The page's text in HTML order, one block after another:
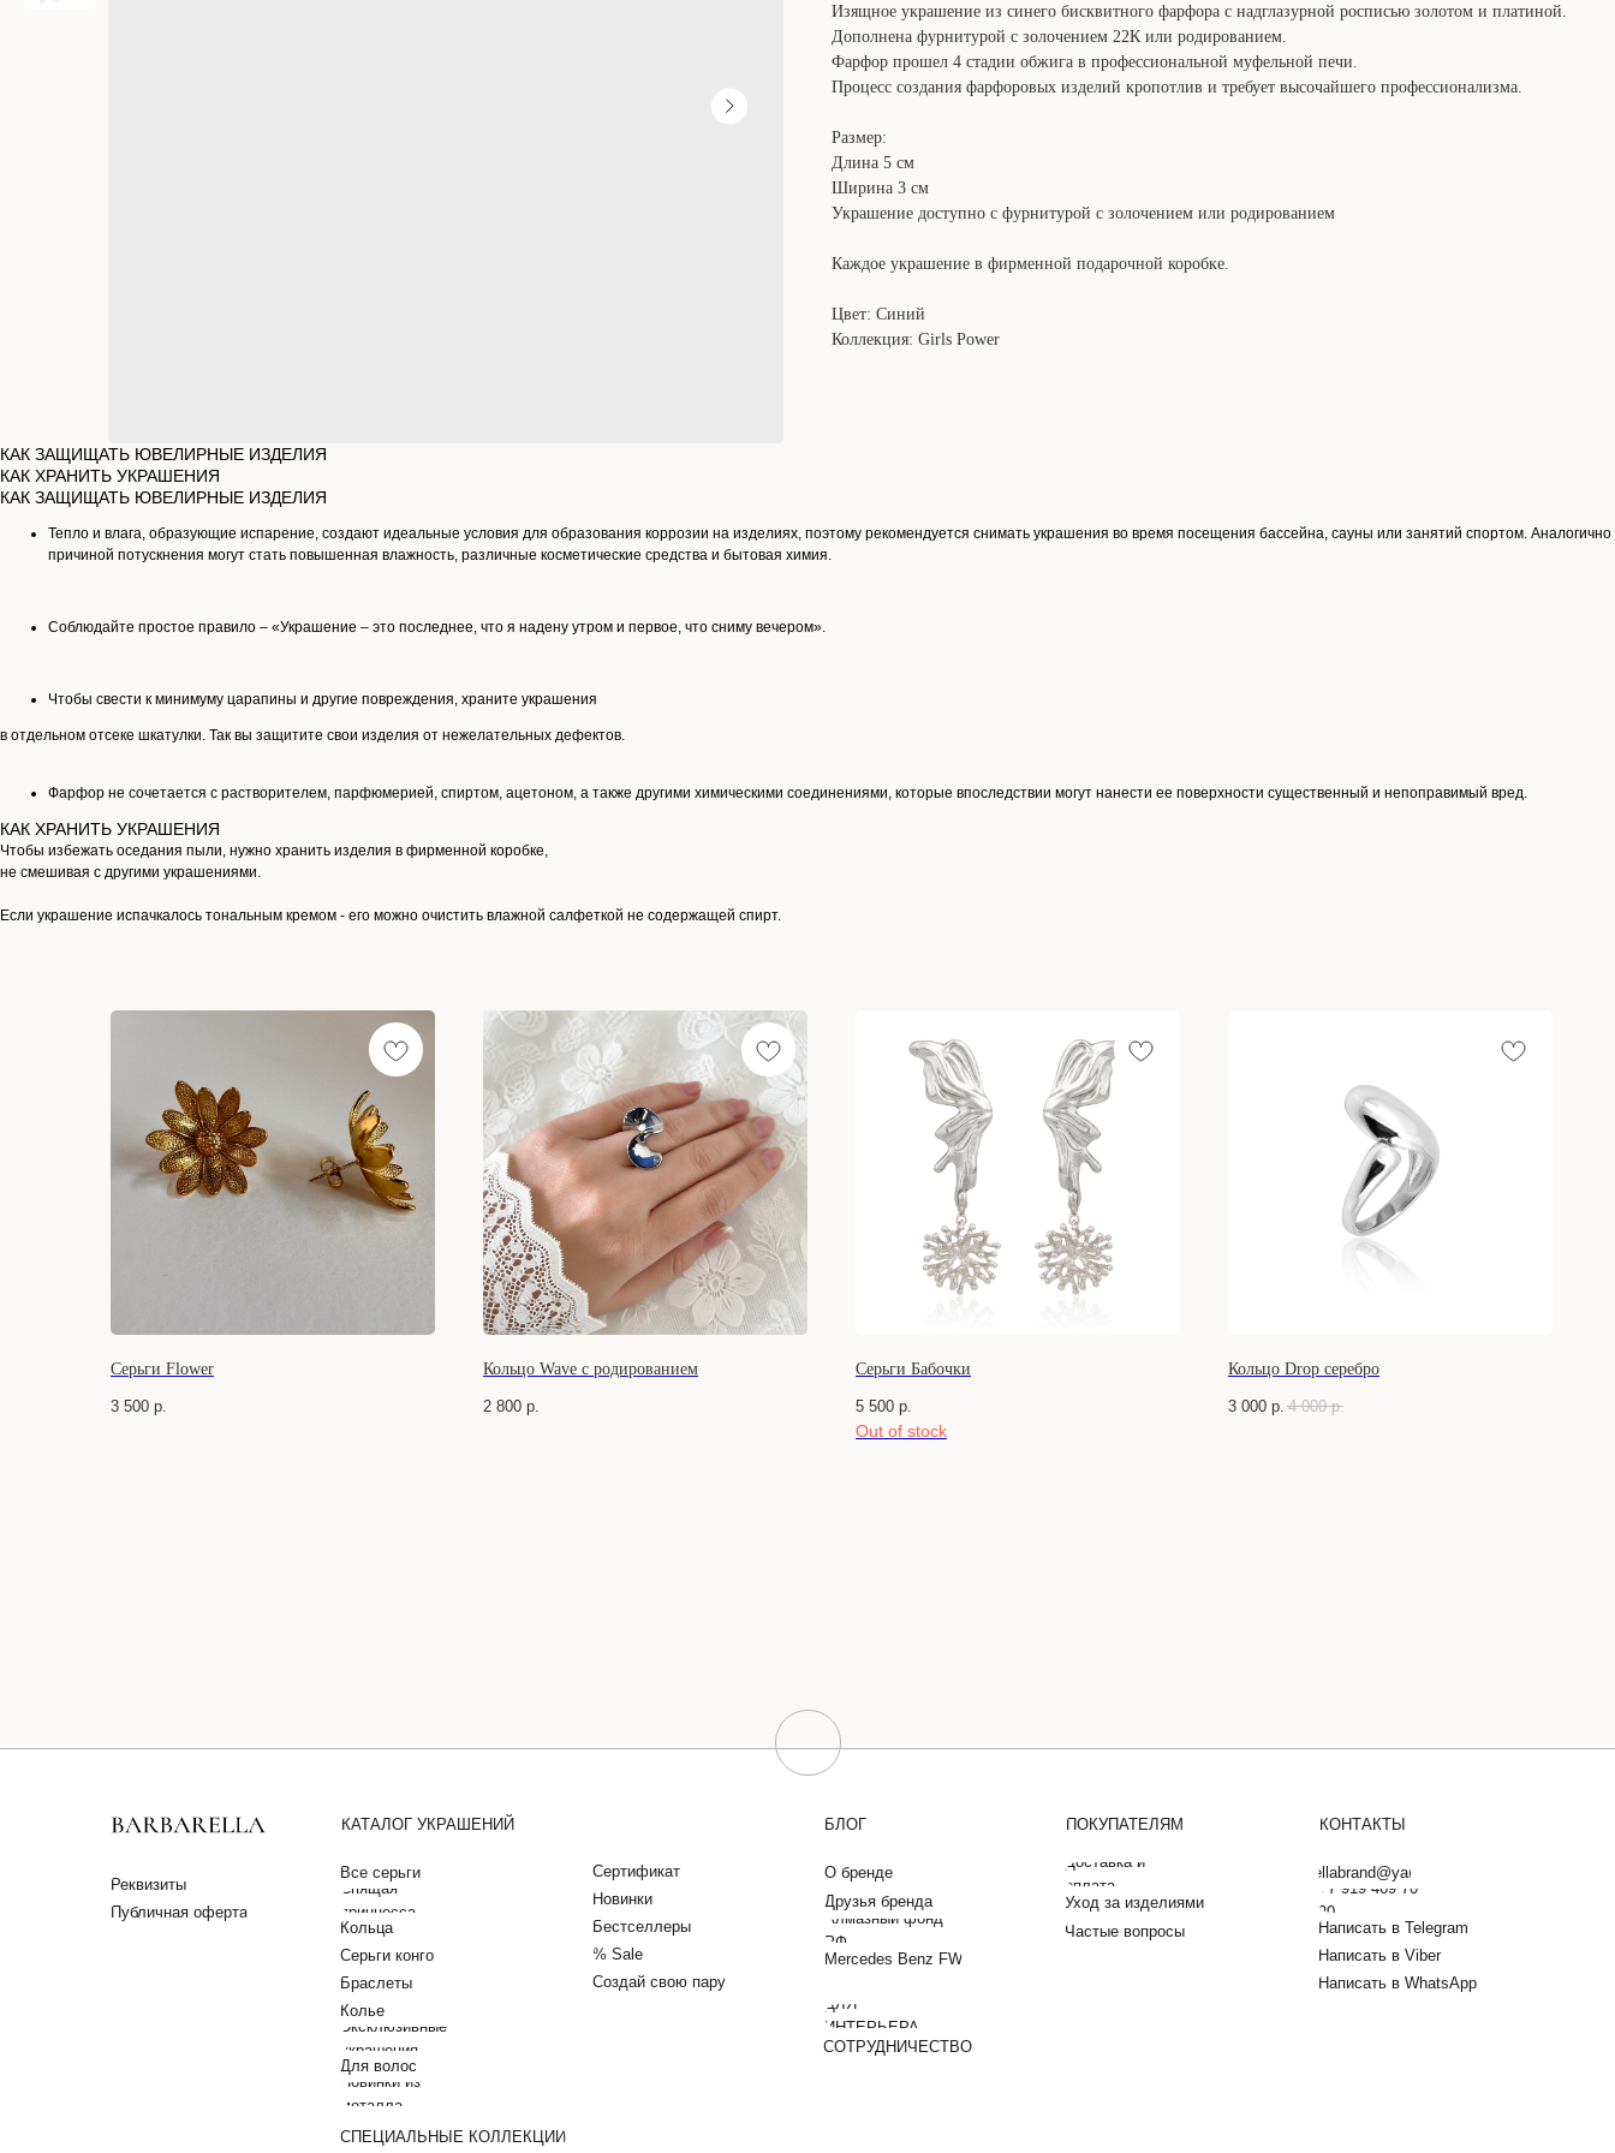
Изящное украшение из синего бисквитного фарфора с надглазурной росписью золотом и платиной.
Дополнена фурнитурой с золочением 22К или родированием.
Фарфор прошел 4 стадии обжига в профессиональной муфельной печи.
Процесс создания фарфоровых изделий кропотлив и требует высочайшего профессионализма.
Размер:
Длина 5 см
Ширина 3 см
Украшение доступно с фурнитурой с золочением или родированием
Каждое украшение в фирменной подарочной коробке.
Цвет: Синий
Коллекция: Girls Power
КАК ЗАЩИЩАТЬ ЮВЕЛИРНЫЕ ИЗДЕЛИЯ
КАК ХРАНИТЬ УКРАШЕНИЯ
КАК ЗАЩИЩАТЬ ЮВЕЛИРНЫЕ ИЗДЕЛИЯ
Тепло и влага, образующие испарение, создают идеальные условия для образования коррозии на изделиях, поэтому рекомендуется снимать украшения во время посещения бассейна, сауны или занятий спортом. Аналогично
причиной потускнения могут стать повышенная влажность, различные косметические средства и бытовая химия.
Соблюдайте простое правило – «Украшение – это последнее, что я надену утром и первое, что сниму вечером».
Чтобы свести к минимуму царапины и другие повреждения, храните украшения
в отдельном отсеке шкатулки. Так вы защитите свои изделия от нежелательных дефектов.
Фарфор не сочетается с растворителем, парфюмерией, спиртом, ацетоном, а также другими химическими соединениями, которые впоследствии могут нанести ее поверхности существенный и непоправимый вред.
КАК ХРАНИТЬ УКРАШЕНИЯ
Чтобы избежать оседания пыли, нужно хранить изделия в фирменной коробке,
не смешивая с другими украшениями.
Если украшение испачкалось тональным кремом - его можно очистить влажной салфеткой не содержащей спирт.
Серьги Flower
3 500 р.
Кольцо Wave с родированием
2 800 р.
Серьги Бабочки
5 500 р.
Out of stock
Кольцо Drop серебро
3 000 р. 4 000 р.
Спящая
принцесса
КАТАЛОГ УКРАШЕНИЙ
Кольца
Все серьги
ПОКУПАТЕЛЯМ
Алмазный фонд
РФ
Друзья бренда
О бренде
Mercedes Benz FW
Серьги конго
Браслеты
Создай свою пару
Колье
Эксклюзивные
украшения
Новинки из
металла
Сертификат
Новинки
Бестселлеры
% Sale
БЛОГ
СПЕЦИАЛЬНЫЕ КОЛЛЕКЦИИ
ДЛЯ
ИНТЕРЬЕРА
Частые вопросы
Уход за изделиями
Доставка и
оплата
СОТРУДНИЧЕСТВО
Написать в Telegram
+7 919 469 70
20
barbarellabrand@yandex.ru
Написать в Viber
КОНТАКТЫ
Написать в WhatsApp
Публичная оферта
Реквизиты
Для волос